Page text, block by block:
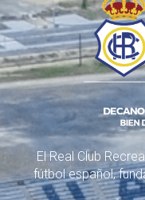
El Real Club
fútbol español,